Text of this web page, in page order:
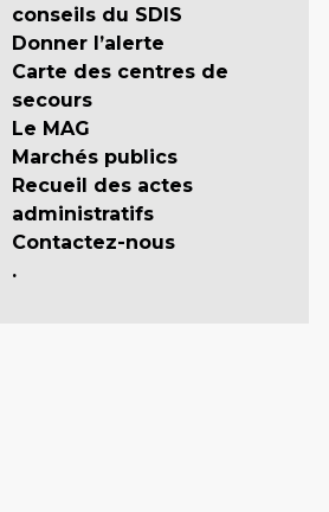
conseils du SDIS
Donner l’alerte
Carte des centres de
secours
Le MAG
Marchés publics
Recueil des actes
administratifs
Contactez-nous
.